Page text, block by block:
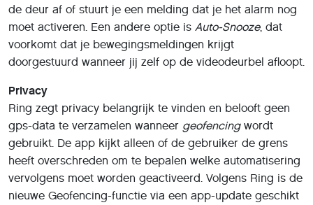
de deur af of stuurt je een melding dat je het alarm nog
moet activeren. Een andere optie is Auto-Snooze, dat
voorkomt dat je bewegingsmeldingen krijgt
doorgestuurd wanneer jij zelf op de videodeurbel afloopt.
Privacy
Ring zegt privacy belangrijk te vinden en belooft geen
gps-data te verzamelen wanneer geofencingwordt
gebruikt. De app kijkt alleen of de gebruiker de grens
heeft overschreden om te bepalen welke automatisering
vervolgens moet worden geactiveerd. Volgens Ring is de
nieuwe Geofencing-functie via een app-update geschikt